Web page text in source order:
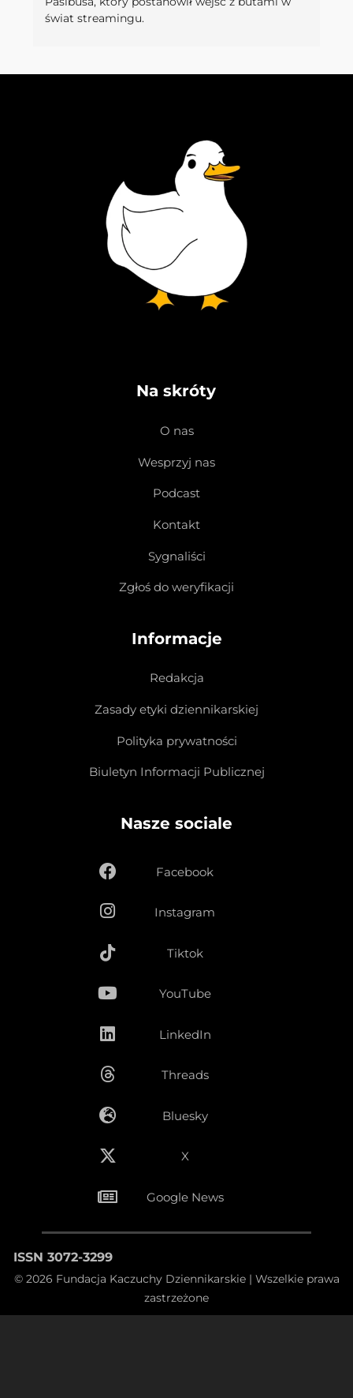
świat streamingu.
Na skróty
O nas
Wesprzyj nas
Podcast
Kontakt
Sygnaliści
Zgłoś do weryfikacji
Informacje
Redakcja
Zasady etyki dziennikarskiej
Polityka prywatności
Biuletyn Informacji Publicznej
Nasze sociale
Facebook
Instagram
Tiktok
YouTube
LinkedIn
Threads
Bluesky
X
Google News
ISSN 3072-3299
© 2026 Fundacja Kaczuchy Dziennikarskie | Wszelkie prawa
zastrzeżone